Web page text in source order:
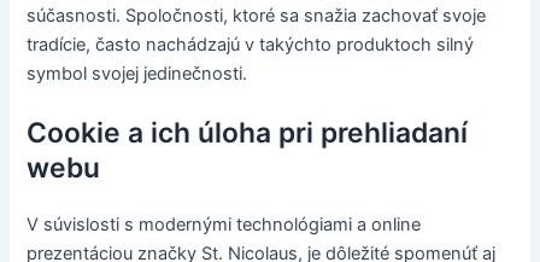
súčasnosti. Spoločnosti, ktoré sa snažia zachovať svoje
tradície, často nachádzajú v takýchto produktoch silný
symbol svojej jedinečnosti.
Cookie a ich úloha pri prehliadaní
webu
V súvislosti s modernými technológiami a online
prezentáciou značky St. Nicolaus, je dôležité spomenúť aj